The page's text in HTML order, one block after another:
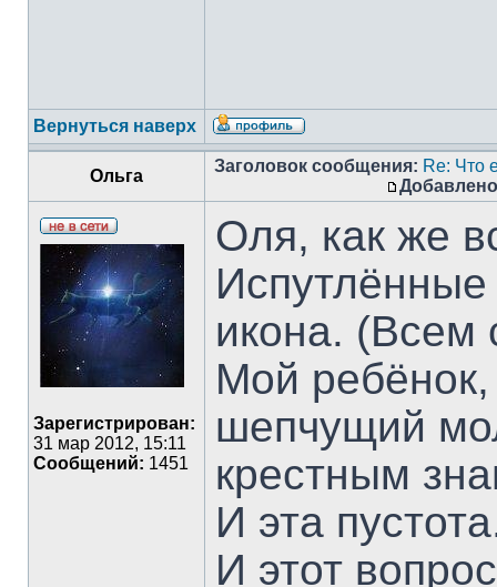
Вернуться наверх
Ольга
Заголовок сообщения: Re: Что
Зарегистрирован:
31 мар 2012, 15:11
Сообщений: 1451
Оля, как же
икона. (Всем
Мой
шепчущий
крестным
И эта
И этот